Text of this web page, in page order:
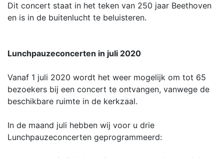
Dit concert staat in het teken van 250 jaar Beethoven
en is in de buitenlucht te beluisteren.
Lunchpauzeconcerten in juli 2020
Vanaf 1 juli 2020 wordt het weer mogelijk om tot 65
bezoekers bij een concert te ontvangen, vanwege de
beschikbare ruimte in de kerkzaal.
In de maand juli hebben wij voor u drie
Lunchpauzeconcerten geprogrammeerd: